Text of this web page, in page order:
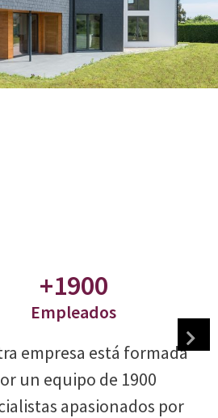
+1900
Empleados
está formada
equipo de 1900
apasionados por